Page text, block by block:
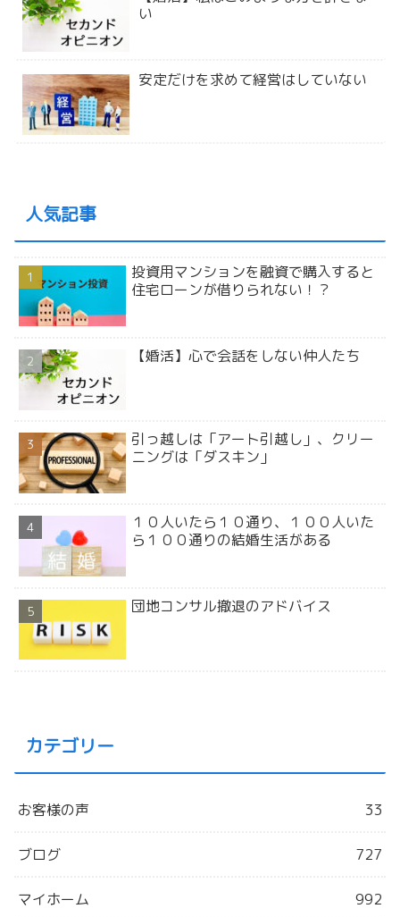
い
安定だけを求めて経営はしていない
人気記事
投資用マンションを融資で購入すると
住宅ローンが借りられない！？
【婚活】心で会話をしない仲人たち
引っ越しは「アート引越し」、クリー
ニングは「ダスキン」
１０人いたら１０通り、１００人いた
ら１００通りの結婚生活がある
団地コンサル撤退のアドバイス
カテゴリー
お客様の声 33
ブログ 727
マイホーム 992